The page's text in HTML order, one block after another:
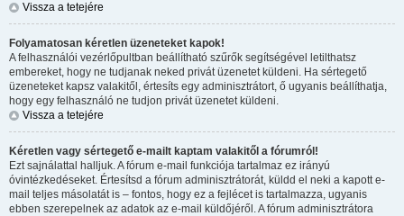
Vissza a tetejére
Folyamatosan kéretlen üzeneteket kapok!
A felhasználói vezérlőpultban beállítható szűrők segítségével letilthatsz
embereket, hogy ne tudjanak neked privát üzenetet küldeni. Ha sértegető
üzeneteket kapsz valakitől, értesíts egy adminisztrátort, ő ugyanis beállíthatja,
hogy egy felhasználó ne tudjon privát üzenetet küldeni.
Vissza a tetejére
Kéretlen vagy sértegető e-mailt kaptam valakitől a fórumról!
Ezt sajnálattal halljuk. A fórum e-mail funkciója tartalmaz ez irányú
óvintézkedéseket. Értesítsd a fórum adminisztrátorát, küldd el neki a kapott e-
mail teljes másolatát is – fontos, hogy ez a fejlécet is tartalmazza, ugyanis
ebben szerepelnek az adatok az e-mail küldőjéről. A fórum adminisztrátora